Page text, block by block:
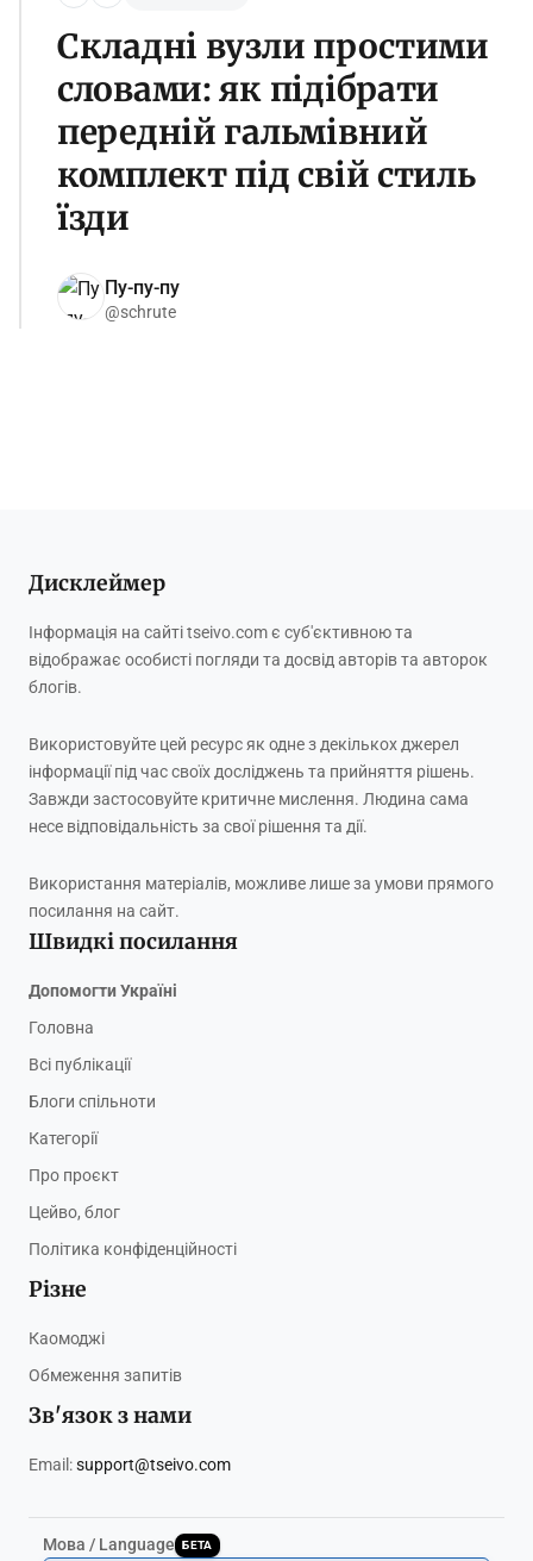
Складні вузли простими
словами: як підібрати
передній гальмівний
комплект під свій стиль
їзди
Пу-пу-пу
@schrute
Дисклеймер
Інформація на сайті tseivo.com є суб'єктивною та
відображає особисті погляди та досвід авторів та авторок
блогів.
Використовуйте цей ресурс як одне з декількох джерел
інформації під час своїх досліджень та прийняття рішень.
Завжди застосовуйте критичне мислення. Людина сама
несе відповідальність за свої рішення та дії.
Використання матеріалів, можливе лише за умови прямого
посилання на сайт.
Швидкі посилання
Допомогти Україні
Головна
Всі публікації
Блоги спільноти
Категорії
Про проєкт
Цейво, блог
Політика конфіденційності
Різне
Каомоджі
Обмеження запитів
Зв'язок з нами
Email:support@tseivo.com
Мова / Language БЕТА